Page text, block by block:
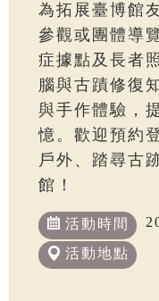
為拓展臺博館
參觀或團體導
症據點及長者
腦與古蹟修復
與手作體驗，
憶。歡迎預約
戶外、踏尋古
館！
活動時間
活動地點